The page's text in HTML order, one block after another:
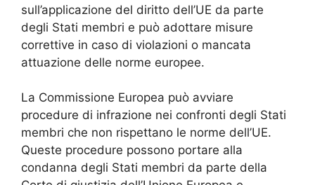
sull’applicazione del diritto dell’UE da parte
degli Stati membri e può adottare misure
correttive in caso di violazioni o mancata
attuazione delle norme europee.
La Commissione Europea può avviare
procedure di infrazione nei confronti degli Stati
membri che non rispettano le norme dell’UE.
Queste procedure possono portare alla
condanna degli Stati membri da parte della